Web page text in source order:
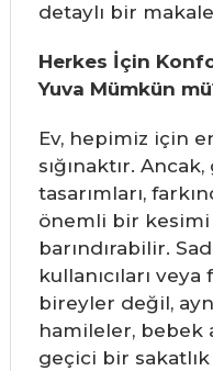
detaylı bir
Herkes İçin
Yuva Mümkün
Ev, hepimiz için
sığınaktır.
tasarımları,
önemli bir
barındırabilir.
kullanıcıları
bireyler değil,
hamileler, bebek
geçici bir